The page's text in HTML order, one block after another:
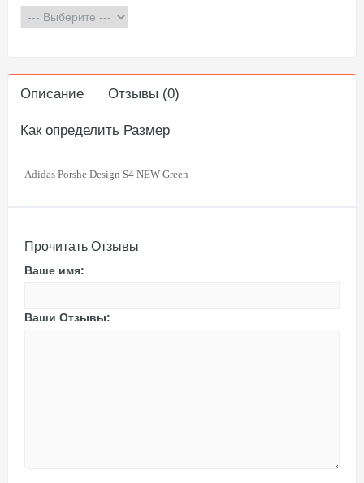
Описание Отзывы (0)
Как определить Размер
Adidas Porshe Design S4 NEW Green
Прочитать Отзывы
Ваше имя:
Ваши Отзывы: